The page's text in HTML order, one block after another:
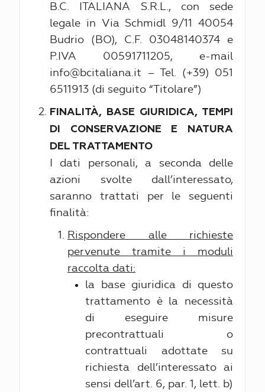
B.C. ITALIANA S.R.L., con sede
legale in Via Schmidl 9/11 40054
Budrio (BO), C.F. 03048140374 e
P.IVA 00591711205, e-mail
info@bcitaliana.it – Tel. (+39) 051
6511913 (di seguito “Titolare”)
FINALITÀ, BASE GIURIDICA, TEMPI
DI CONSERVAZIONE E NATURA
DEL TRATTAMENTO
I dati personali, a seconda delle
azioni svolte dall’interessato,
saranno trattati per le seguenti
finalità:
Rispondere alle richieste
pervenute tramite i moduli
raccolta dati:
la base giuridica di questo
trattamento è la necessità
di eseguire misure
precontrattuali o
contrattuali adottate su
richiesta dell’interessato ai
sensi dell’art. 6, par. 1, lett. b)